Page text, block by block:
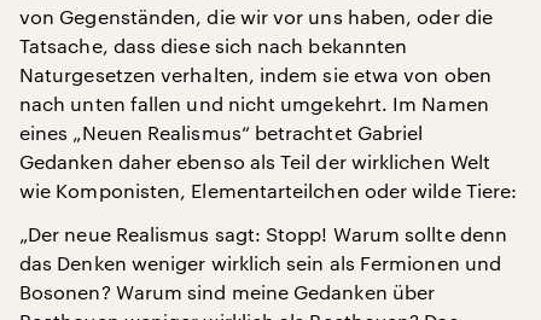
von Gegenständen, die wir vor uns haben, oder die
Tatsache, dass diese sich nach bekannten
Naturgesetzen verhalten, indem sie etwa von oben
nach unten fallen und nicht umgekehrt. Im Namen
eines „Neuen Realismus“ betrachtet Gabriel
Gedanken daher ebenso als Teil der wirklichen Welt
wie Komponisten, Elementarteilchen oder wilde Tiere:
„Der neue Realismus sagt: Stopp! Warum sollte denn
das Denken weniger wirklich sein als Fermionen und
Bosonen? Warum sind meine Gedanken über